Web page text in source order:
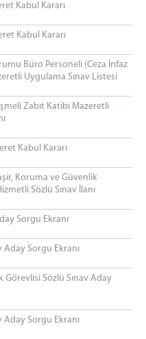
Kabul Kararı
Kabul Kararı
Büro Personeli (Ceza İnfaz
Uygulama Sınav Listesi
Zabıt Katibi Mazeretli
Kabul Kararı
Koruma ve Güvenlik
Sözlü Sınav İlanı
Sorgu Ekranı
Aday Sorgu Ekranı
Sözlü Sınav Aday
Aday Sorgu Ekranı